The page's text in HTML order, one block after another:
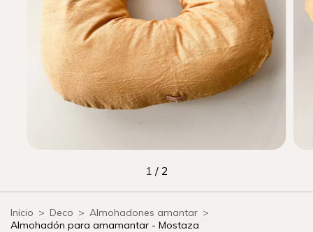
1 / 2
Inicio > Deco > Almohadones amantar >
Almohadón para amamantar - Mostaza